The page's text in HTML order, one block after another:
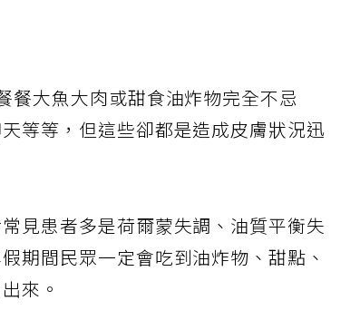
餐大魚大肉或甜食油炸物完全不忌
等等，但這些卻都是造成皮膚狀況迅
見患者多是荷爾蒙失調、油質平衡失
期間民眾一定會吃到油炸物、甜點、
來。